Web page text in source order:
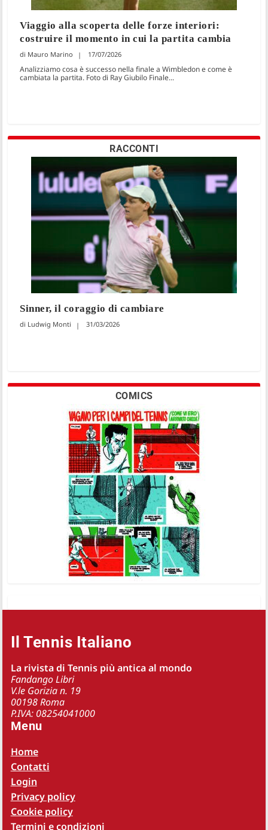
Viaggio alla scoperta delle forze interiori:
costruire il momento in cui la partita cambia
Mauro Marino 17/07/2026
Analizziamo cosa è successo nella finale a Wimbledon e come è
cambiata la partita. Foto di Ray Giubilo Finale...
RACCONTI
Sinner, il coraggio di cambiare
Ludwig Monti 31/03/2026
COMICS
Il Tennis Italiano
La rivista di Tennis più antica al mondo
Fandango Libri
V.le Gorizia n. 19
00198 Roma
P.IVA: 08254041000
Menu
Home
Contatti
Login
Privacy policy
Cookie policy
Termini e condizioni